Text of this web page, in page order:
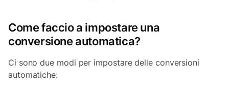
Come faccio a impostare una
conversione automatica?
Ci sono due modi per impostare delle conversioni
automatiche: